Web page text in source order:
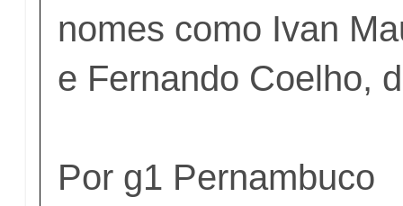
nomes como Ivan
e Fernando Coelho,
Por g1 Pernambuco